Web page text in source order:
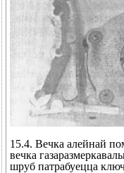
15.4. Вечка алейнай
вечка
шруб патрабуецца